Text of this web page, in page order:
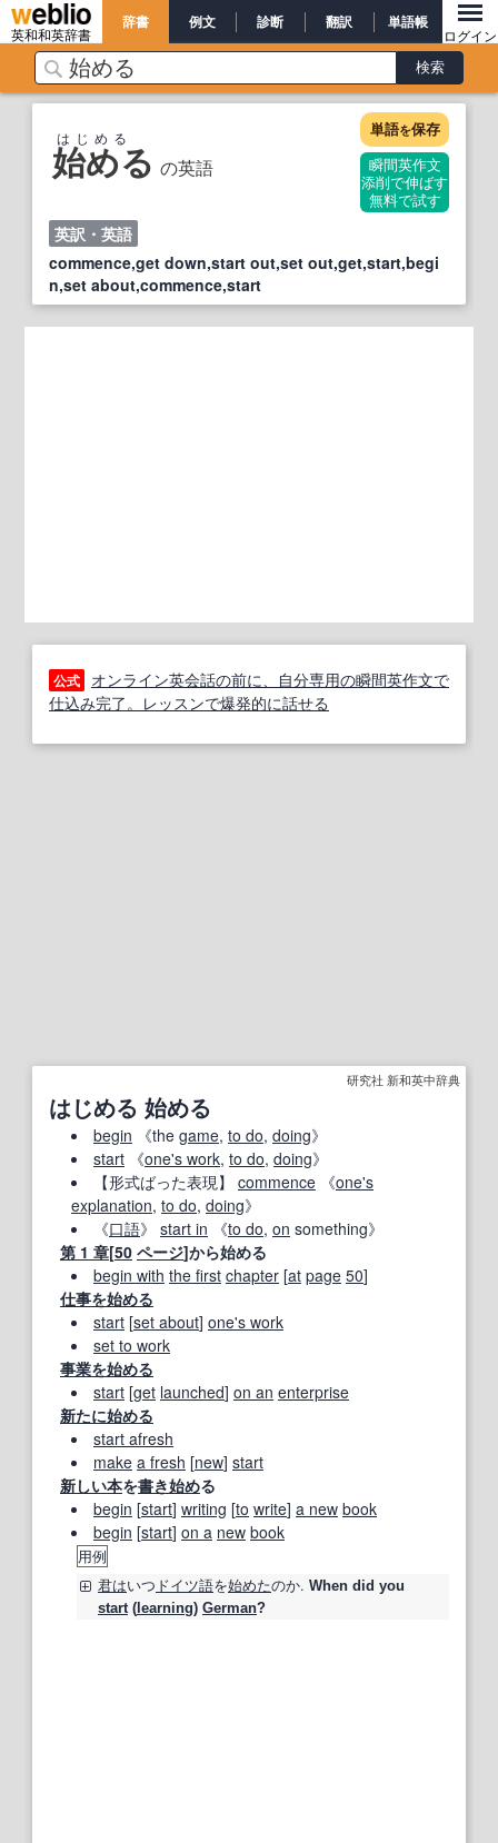
英和和英辞書
辞書 例文 診断 翻訳 単語帳
ログイン
始める の英語
はじめる 単語を保存
瞬間英作文
添削で伸ばす
無料で試す
英訳・英語
commence,get down,start out,set out,get,start,begi
n,set about,commence,start
公式
オンライン英会話の前に、自分専用の瞬間英作文で
仕込み完了。レッスンで爆発的に話せる
研究社 新和英中辞典
はじめる 始める
begin 《the game, to do, doing》
start 《one's work, to do, doing》
【形式ばった表現】 commence 《one's
explanation, to do, doing》
《口語》 start in 《to do, on something》
第 1 章[50 ページ]から始める
begin with the first chapter [at page 50]
仕事を始める
start [set about] one's work
set to work
事業を始める
start [get launched] on an enterprise
新たに始める
start afresh
make a fresh [new] start
新しい本を書き始める
begin [start] writing [to write] a new book
begin [start] on a new book
用例
君はいつ ドイツ語を始めたのか. When did you
start ( learning) German?